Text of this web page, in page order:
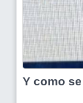
Y como